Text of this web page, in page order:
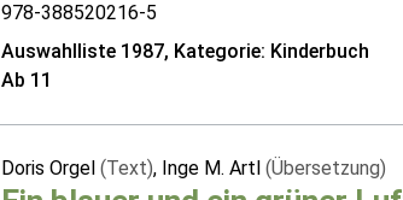
978-388520216-5
Auswahlliste 1987, Kategorie: Kinderbuch
Ab 11
Doris Orgel (Text), Inge M. Artl (Übersetzung)